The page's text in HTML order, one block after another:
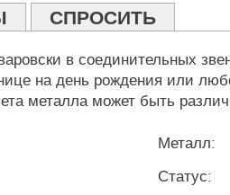
СПРОСИТЬ
в соединительных
на день рождения или
металла может быть
Металл:
Статус: